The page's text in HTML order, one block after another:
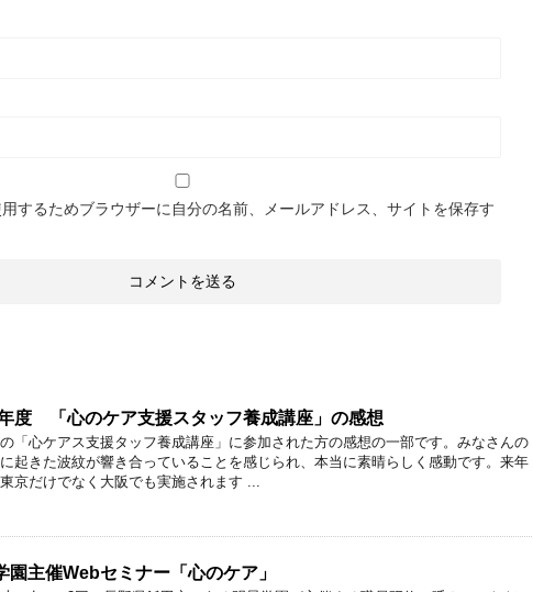
するためブラウザーに自分の名前、メールアドレス、サイトを保存す
度 「心のケア支援スタッフ養成講座」の感想
「心ケアス支援タッフ養成講座」に参加された方の感想の一部です。みなさんの
起きた波紋が響き合っていることを感じられ、本当に素晴らしく感動です。来年
京だけでなく大阪でも実施されます ...
園主催Webセミナー「心のケア」